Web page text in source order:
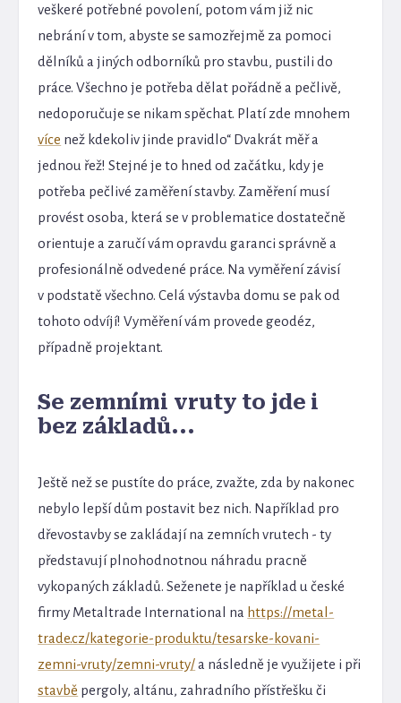
veškeré potřebné povolení, potom vám již nic
nebrání v tom, abyste se samozřejmě za pomoci
dělníků a jiných odborníků pro stavbu, pustili do
práce. Všechno je potřeba dělat pořádně a pečlivě,
nedoporučuje se nikam spěchat. Platí zde mnohem
více než kdekoliv jinde pravidlo“ Dvakrát měř a
jednou řež! Stejné je to hned od začátku, kdy je
potřeba pečlivé zaměření stavby. Zaměření musí
provést osoba, která se v problematice dostatečně
orientuje a zaručí vám opravdu garanci správně a
profesionálně odvedené práce. Na vyměření závisí
v podstatě všechno. Celá výstavba domu se pak od
tohoto odvíjí! Vyměření vám provede geodéz,
případně projektant.
Se zemními vruty to jde i
bez základů...
Ještě než se pustíte do práce, zvažte, zda by nakonec
nebylo lepší dům postavit bez nich. Například pro
dřevostavby se zakládají na zemních vrutech - ty
představují plnohodnotnou náhradu pracně
vykopaných základů. Seženete je například u české
firmy Metaltrade International na https://metal-
trade.cz/kategorie-produktu/tesarske-kovani-
zemni-vruty/zemni-vruty/a následně je využijete i při
stavbě pergoly, altánu, zahradního přístřešku či